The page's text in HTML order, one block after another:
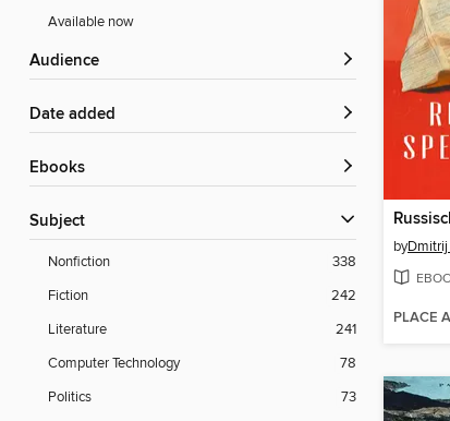
Available now
Audience
Date added
ebooks
Subject
Nonfiction
338
Fiction
242
Literature
241
Computer Technology
78
Politics
73
by
PLACE